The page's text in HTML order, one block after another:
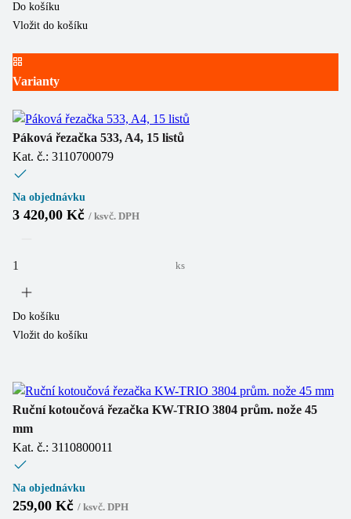
Do košíku
Vložit do košíku
Varianty
Páková řezačka 533, A4, 15 listů
Kat. č.: 3110700079
Na objednávku
3 420,00 Kč / ksvč. DPH
ks
Do košíku
Vložit do košíku
Ruční kotoučová řezačka KW-TRIO 3804 prům. nože 45
mm
Kat. č.: 3110800011
Na objednávku
259,00 Kč / ksvč. DPH